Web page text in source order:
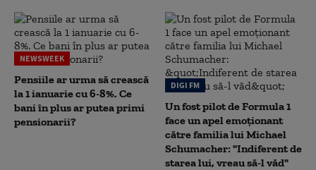
NEWSWEEK
Pensiile ar urma să crească
la 1 ianuarie cu 6-8%. Ce
bani în plus ar putea primi
pensionarii?
DIGI FM
Un fost pilot de Formula 1
face un apel emoționant
către familia lui Michael
Schumacher: "Indiferent de
starea lui, vreau să-l văd"